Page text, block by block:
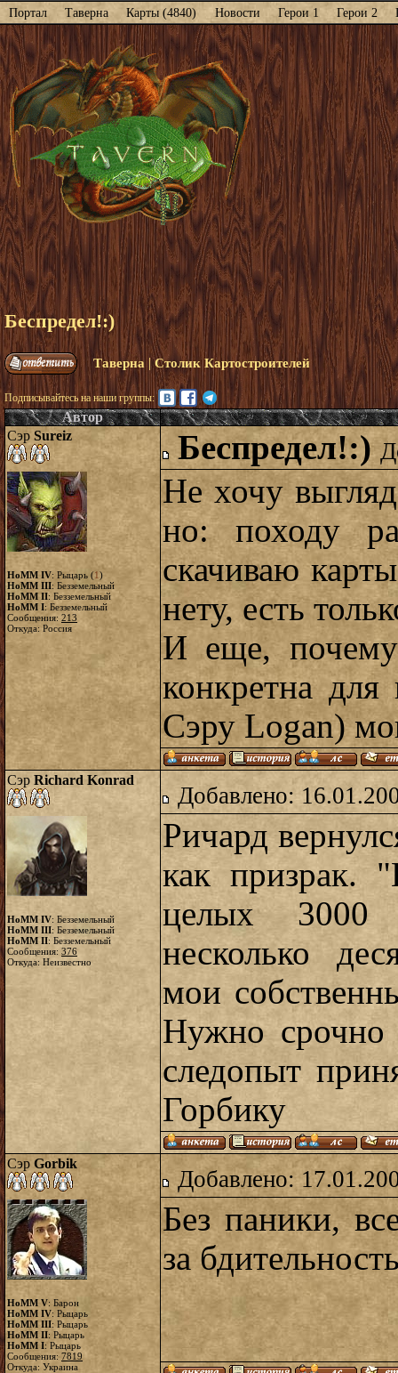
Портал Таверна Карты (4840) Новости Герои 1 Герои 2
Беспредел!:)
Таверна |Столик Картостроителей
Подписывайтесь на наши группы:
Автор
Сэр Sureiz
HoMM IV: Рыцарь (1)
HoMM III: Безземельный
HoMM II: Безземельный
HoMM I: Безземельный
Сообщения: 213
Откуда: Россия
Беспредел!:)
Не хочу
но: походу
скачиваю
нету, есть
И еще, почему
конкретна для
Сэру Logan)
Сэр Richard Konrad
HoMM IV: Безземельный
HoMM III: Безземельный
HoMM II: Безземельный
Сообщения: 376
Откуда: Неизвестно
Добавлено:
Ричард
как призрак.
целых 3000
несколько
мои
Нужно срочно
следопыт
Горбику
Сэр Gorbik
HoMM V: Барон
HoMM IV: Рыцарь
HoMM III: Рыцарь
HoMM II: Рыцарь
HoMM I: Рыцарь
Сообщения: 7819
Откуда: Украина
Добавлено:
Без паники,
за